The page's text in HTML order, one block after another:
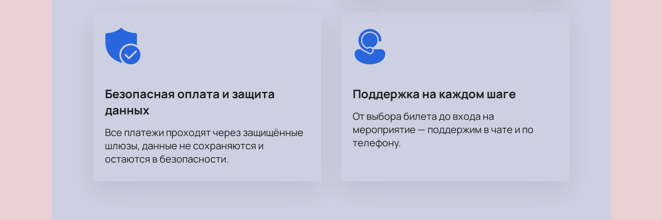
Безопасная оплата и защита
данных
Все платежи проходят через защищённые
шлюзы, данные не сохраняются и
остаются в безопасности.
Поддержка на каждом шаге
От выбора билета до входа на
мероприятие — поддержим в чате и по
телефону.